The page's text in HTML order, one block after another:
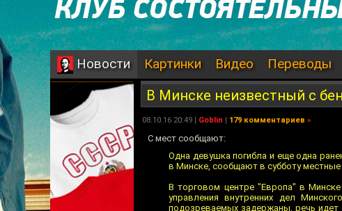
Новости Картинки Видео Переводы
В Минске неизвестный с
08.10.16 20:49 | Goblin | 179 комментариев »
С мест сообщают:
Одна девушка погибла и еще одна
в Минске, сообщают в субботу
В торговом центре "Европа" в
управления внутренних дел
подозреваемых задержаны, речь идет